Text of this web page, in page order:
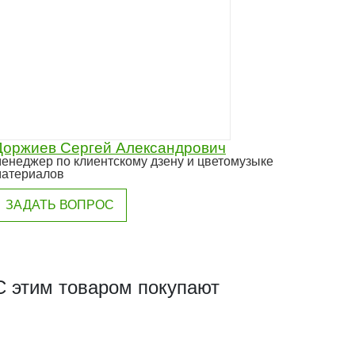
Сергей Александрович
по клиентскому дзену и цветомузыке
ЗАДАТЬ ВОПРОС